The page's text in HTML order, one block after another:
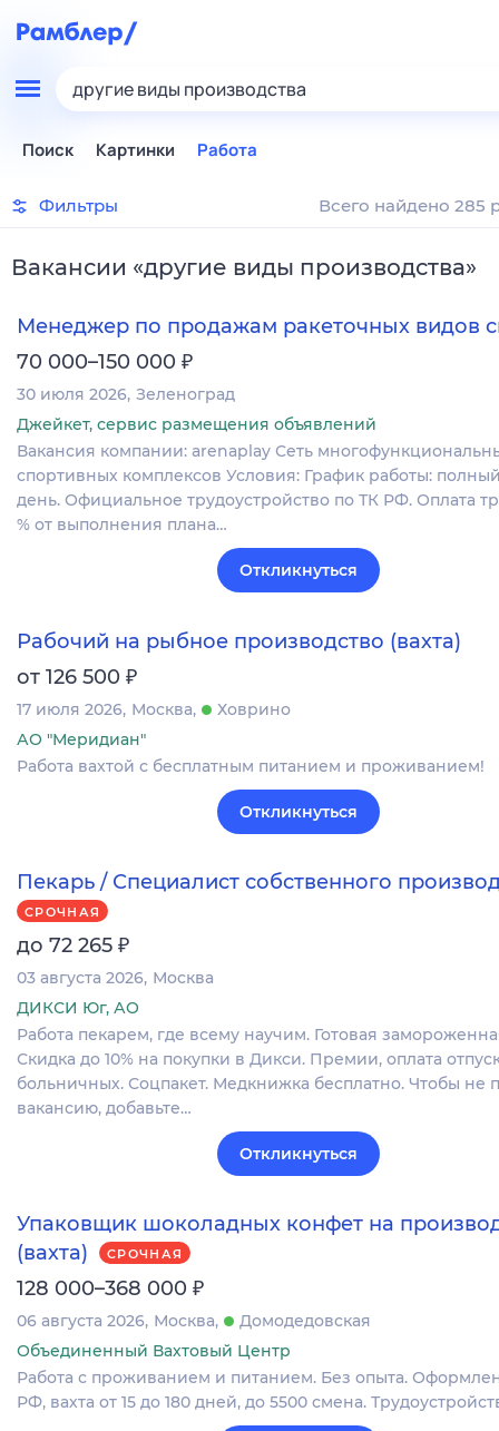
другие виды производства
Поиск Картинки Работа
Фильтры Всего найдено 285
Вакансии «другие виды производства»
Менеджер по продажам ракеточных видов
70 000–150 000 ₽
30 июля 2026 Зеленоград
Джейкет, сервис размещения объявлений
Вакансия компании: arenaplay Сеть
спортивных комплексов Условия: График работы:
день. Официальное трудоустройство по ТК РФ. Оплата
% от выполнения плана…
Откликнуться
Рабочий на рыбное производство (вахта)
от 126 500 ₽
17 июля 2026 Москва
Ховрино
АО "Меридиан"
Работа вахтой с бесплатным питанием и проживанием!
Откликнуться
Пекарь / Специалист собственного
СРОЧНАЯ
до 72 265 ₽
03 августа 2026 Москва
ДИКСИ Юг, АО
Работа пекарем, где всему научим. Готовая
Скидка до 10% на покупки в Дикси. Премии, оплата
больничных. Соцпакет. Медкнижка бесплатно. Чтобы не
вакансию, добавьте…
Откликнуться
Упаковщик шоколадных конфет на
(вахта)
СРОЧНАЯ
128 000–368 000 ₽
06 августа 2026 Москва
Домодедовская
Объединенный Вахтовый Центр
Работа с проживанием и питанием. Без опыта.
РФ, вахта от 15 до 180 дней, до 5500 смена.